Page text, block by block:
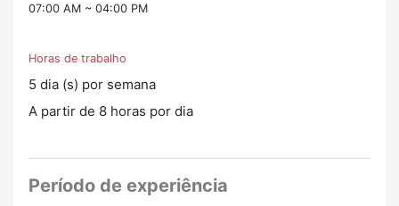
07:00 AM ~ 04:00 PM
Horas de trabalho
5 dia (s) por semana
A partir de 8 horas por dia
Período de experiência